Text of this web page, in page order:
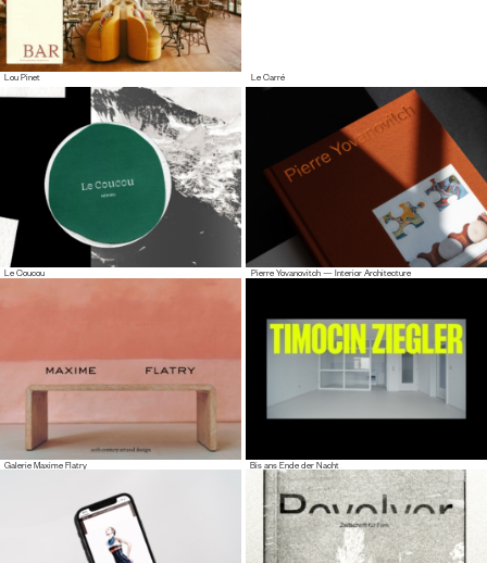
Lou Pinet Le Carré
Le Coucou Pierre Yovanovitch — Interior Architecture
Galerie Maxime Flatry Bis ans Ende der Nacht